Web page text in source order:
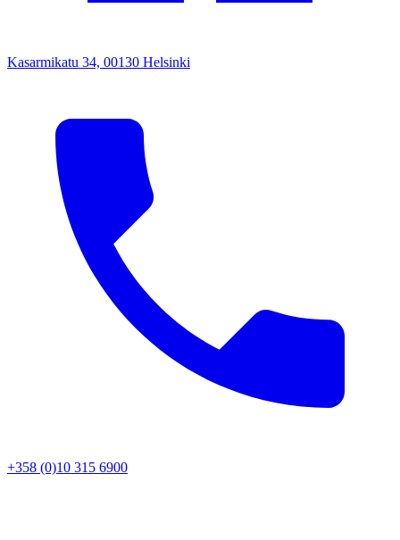
Kasarmikatu 34, 00130 Helsinki
+358 (0)10 315 6900